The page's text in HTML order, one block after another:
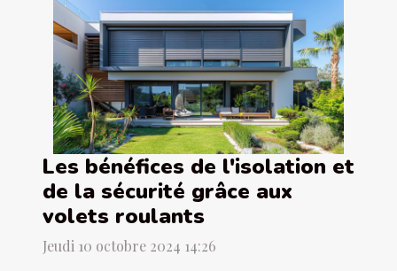
Les bénéfices de l'isolation et
de la sécurité grâce aux
volets roulants
Jeudi 10 octobre 2024 14:26